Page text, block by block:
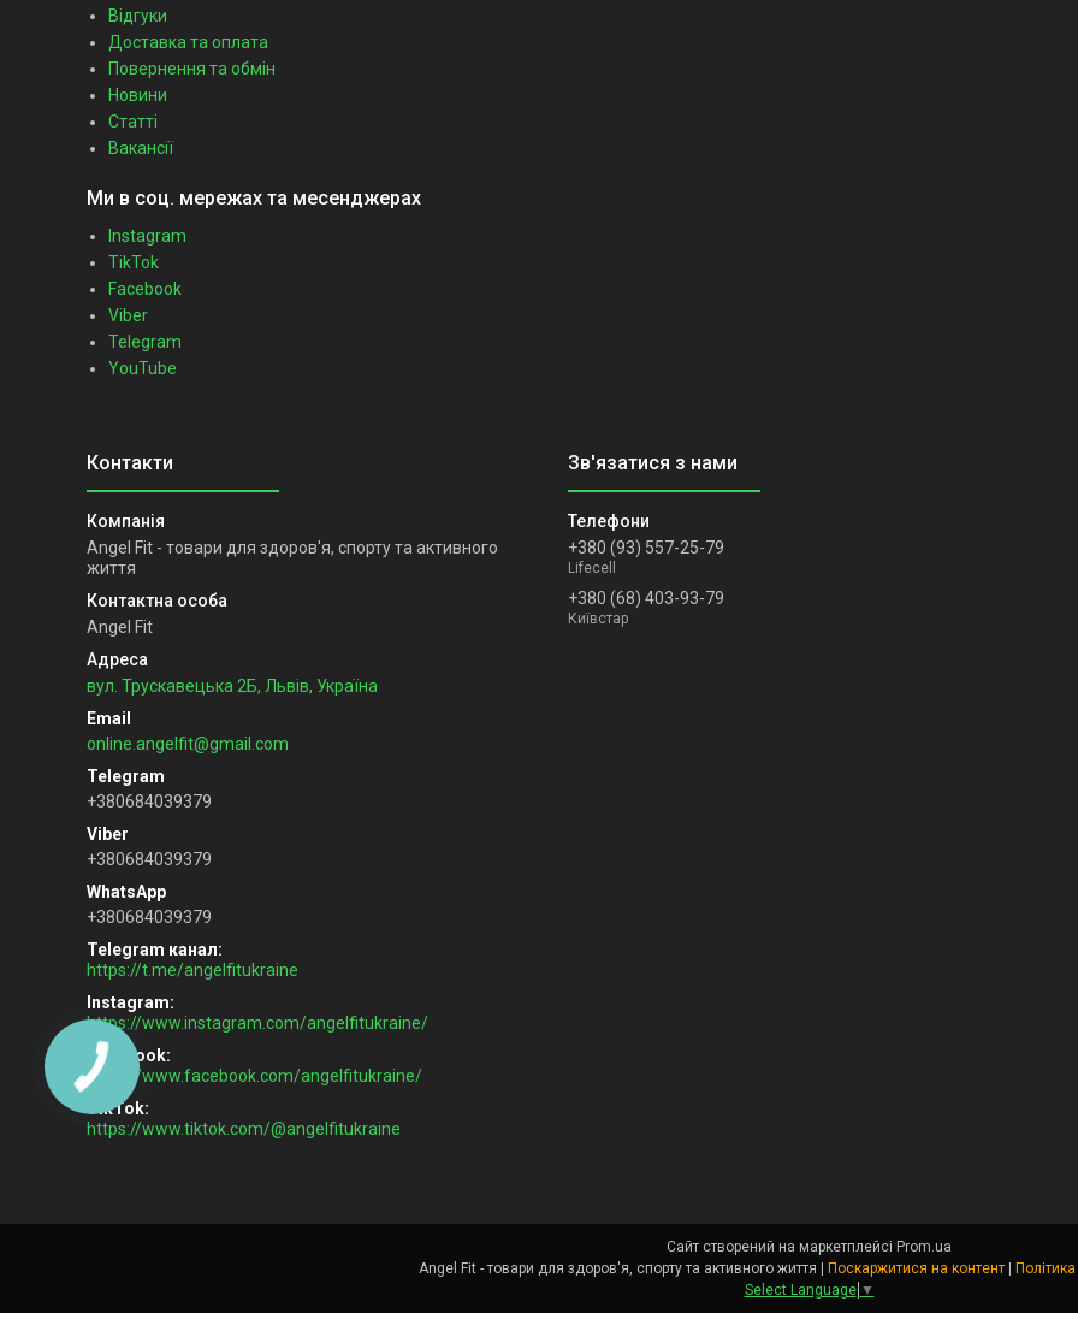
Відгуки
Доставка та оплата
Повернення та обмін
Новини
Статті
Вакансії
Ми в соц. мережах та месенджерах
Instagram
TikTok
Facebook
Viber
Telegram
YouTube
Angel Fit - товари для здоров'я, спорту та активного
життя
Angel Fit
вул. Трускавецька 2Б, Львів, Україна
online.angelfit@gmail.com
+380684039379
+380684039379
+380684039379
Telegram канал
https://t.me/angelfitukraine
Instagram
https://www.instagram.com/angelfitukraine/
Facebook
https://www.facebook.com/angelfitukraine/
TikTok
https://www.tiktok.com/@angelfitukraine
+380 (93) 557-25-79
Lifecell
+380 (68) 403-93-79
Київстар
Сайт створений на маркетплейсі Prom.ua
Angel Fit - товари для здоров'я, спорту та активного життя | Поскаржитися на контент |
Select Language ▼